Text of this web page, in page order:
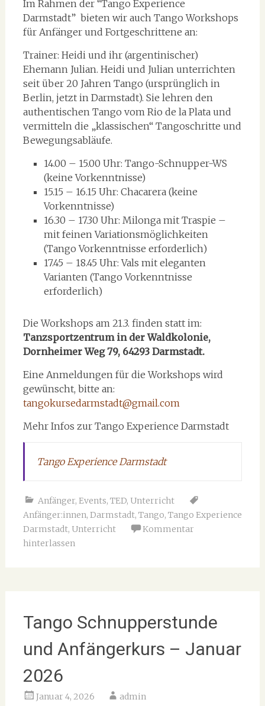
Im Rahmen der “Tango Experience
Darmstadt” bieten wir auch Tango Workshops
für Anfänger und Fortgeschrittene an:
Trainer: Heidi und ihr (argentinischer)
Ehemann Julian. Heidi und Julian unterrichten
seit über 20 Jahren Tango (ursprünglich in
Berlin, jetzt in Darmstadt). Sie lehren den
authentischen Tango vom Rio de la Plata und
vermitteln die „klassischen“ Tangoschritte und
Bewegungsabläufe.
14.00 – 15.00 Uhr: Tango-Schnupper-WS
(keine Vorkenntnisse)
15.15 – 16.15 Uhr: Chacarera (keine
Vorkenntnisse)
16.30 – 17.30 Uhr: Milonga mit Traspie –
mit feinen Variationsmöglichkeiten
(Tango Vorkenntnisse erforderlich)
17.45 – 18.45 Uhr: Vals mit eleganten
Varianten (Tango Vorkenntnisse
erforderlich)
Die Workshops am 21.3. finden statt im:
Tanzsportzentrum in der Waldkolonie,
Dornheimer Weg 79, 64293 Darmstadt.
Eine Anmeldungen für die Workshops wird
gewünscht, bitte an:
tangokursedarmstadt@gmail.com
Mehr Infos zur Tango Experience Darmstadt
Tango Experience Darmstadt
Anfänger, Events, TED, Unterricht
Anfänger:innen, Darmstadt, Tango, Tango Experience
Darmstadt, Unterricht
Kommentar
hinterlassen
Tango Schnupperstunde
und Anfängerkurs – Januar
2026
Januar 4, 2026 admin